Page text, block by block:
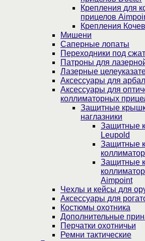
Крепления для
прицелов
Крепления
Мишени
Саперные лопаты
Переходники под
Патроны для
Лазерные
Аксессуары для
Аксессуары для
коллиматорных
Защитные
наглазники
Защитные
Leupold
Защитные
Защитные
Aimpoint
Чехлы и кейсы для
Аксессуары для
Костюмы охотника
Дополнительные
Перчатки охотничьи
Ремни тактические